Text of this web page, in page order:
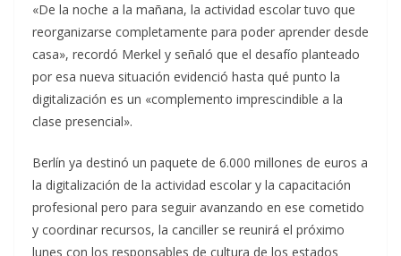
«De la noche a la mañana, la actividad escolar tuvo que
reorganizarse completamente para poder aprender desde
casa», recordó Merkel y señaló que el desafío planteado
por esa nueva situación evidenció hasta qué punto la
digitalización es un «complemento imprescindible a la
clase presencial».
Berlín ya destinó un paquete de 6.000 millones de euros a
la digitalización de la actividad escolar y la capacitación
profesional pero para seguir avanzando en ese cometido
y coordinar recursos, la canciller se reunirá el próximo
lunes con los responsables de cultura de los estados